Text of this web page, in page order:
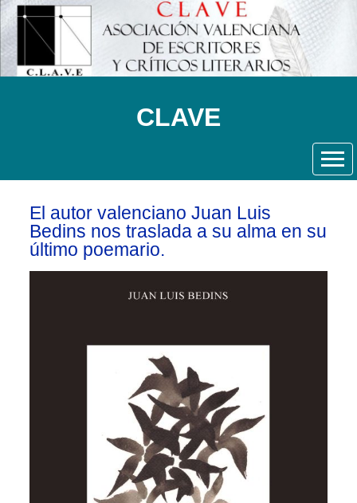
CLAVE
El autor valenciano Juan Luis
Bedins nos traslada a su alma en su
último poemario.